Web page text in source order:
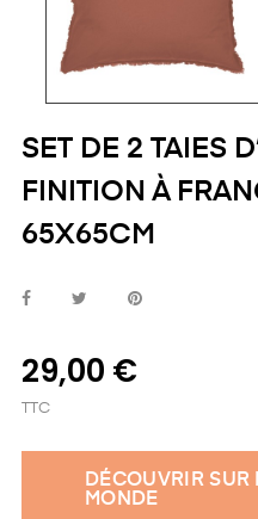
SET DE 2 TAIES
FINITION À
65X65CM
29,00 €
TTC
DÉCOUVRIR SUR
MONDE